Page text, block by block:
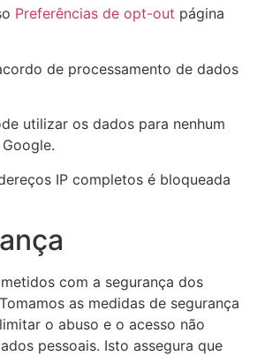
Preferências de opt-out página
de processamento de dados
utilizar os dados para nenhum
IP completos é bloqueada
com a segurança dos
as medidas de segurança
o abuso e o acesso não
pessoais. Isto assegura que